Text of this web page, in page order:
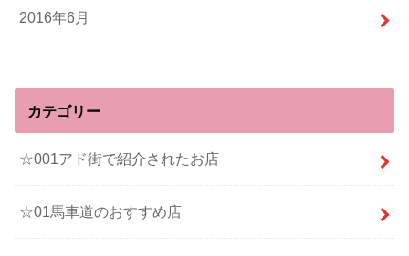
2016年6月
カテゴリー
☆001アド街で紹介されたお店
☆01馬車道のおすすめ店